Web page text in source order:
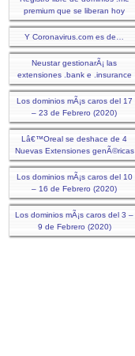
premium que se liberan hoy
Y Coronavirus.com es de…
Neustar gestionarÃ¡ las
extensiones .bank e .insurance
Los dominios mÃ¡s caros del 17
– 23 de Febrero (2020)
Lâ€™Oreal se deshace de 4
Nuevas Extensiones genÃ©ricas
Los dominios mÃ¡s caros del 10
– 16 de Febrero (2020)
Los dominios mÃ¡s caros del 3 –
9 de Febrero (2020)